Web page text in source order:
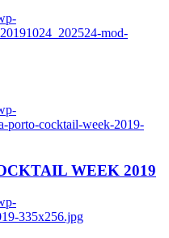
mod-
porto-cocktail-week-2019-
WEEK 2019
335x256.jpg